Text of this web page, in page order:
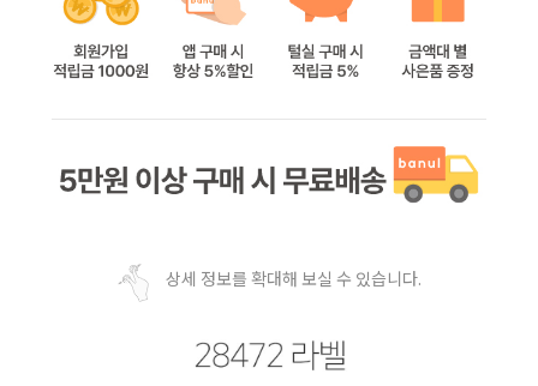
상세 정보를 확대해 보실 수 있습니다.